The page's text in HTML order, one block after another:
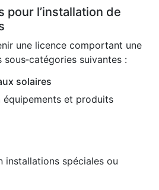
pour l’installation de
une licence comportant une
suivantes :
solaires
équipements et produits
installations spéciales ou